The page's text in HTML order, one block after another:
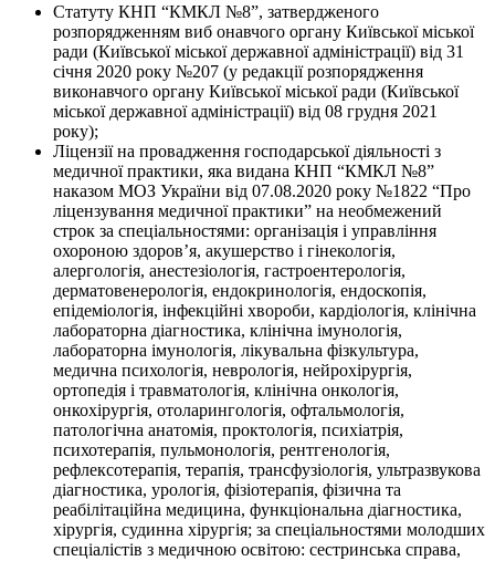
Статуту КНП “КМКЛ №8”, затвердженого
розпорядженням виб онавчого органу Київської міської
ради (Київської міської державної адміністрації) від 31
січня 2020 року №207 (у редакції розпорядження
виконавчого органу Київської міської ради (Київської
міської державної адміністрації) від 08 грудня 2021
року);
Ліцензії на провадження господарської діяльності з
медичної практики, яка видана КНП “КМКЛ №8”
наказом МОЗ України від 07.08.2020 року №1822 “Про
ліцензування медичної практики” на необмежений
строк за спеціальностями: організація і управління
охороною здоров’я, акушерство і гінекологія,
алергологія, анестезіологія, гастроентерологія,
дерматовенерологія, ендокринологія, ендоскопія,
епідеміологія, інфекційні хвороби, кардіологія, клінічна
лабораторна діагностика, клінічна імунологія,
лабораторна імунологія, лікувальна фізкультура,
медична психологія, неврологія, нейрохірургія,
ортопедія і травматологія, клінічна онкологія,
онкохірургія, отоларингологія, офтальмологія,
патологічна анатомія, проктологія, психіатрія,
психотерапія, пульмонологія, рентгенологія,
рефлексотерапія, терапія, трансфузіологія, ультразвукова
діагностика, урологія, фізіотерапія, фізична та
реабілітаційна медицина, функціональна діагностика,
хірургія, судинна хірургія; за спеціальностями молодших
спеціалістів з медичною освітою: сестринська справа,